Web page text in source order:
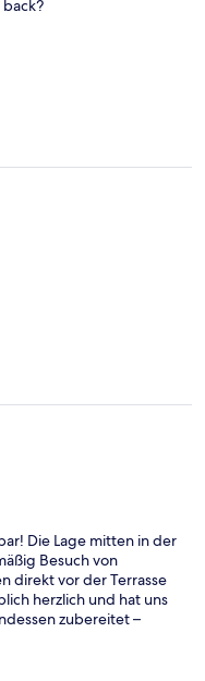
Die Lage mitten in der
Besuch von
direkt vor der Terrasse
herzlich und hat uns
zubereitet –